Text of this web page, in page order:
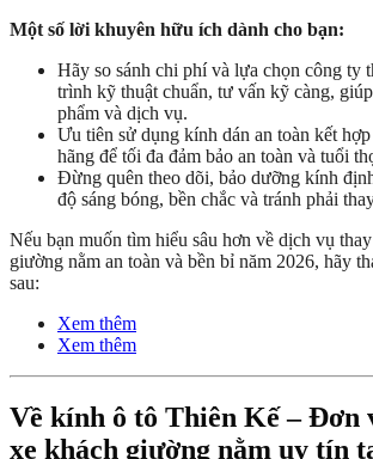
Một số lời khuyên hữu ích dành cho bạn:
Hãy so sánh chi phí và lựa chọn công ty
trình kỹ thuật chuẩn, tư vấn kỹ càng,
phẩm và dịch vụ.
Ưu tiên sử dụng kính dán an toàn kết
hãng để tối đa đảm bảo an toàn và tuổi
Đừng quên theo dõi, bảo dưỡng kính
độ sáng bóng, bền chắc và tránh phải
Nếu bạn muốn tìm hiểu sâu hơn về dịch vụ
giường nằm an toàn và bền bỉ năm 2026, hãy
sau:
Xem thêm
Xem thêm
Về kính ô tô Thiên Kế – Đơn
xe khách giường nằm uy tín